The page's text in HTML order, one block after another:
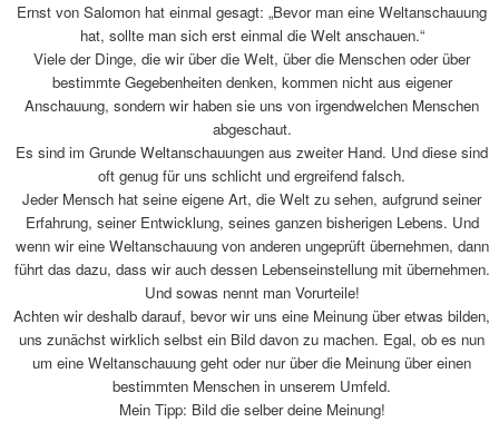
Ernst von Salomon hat einmal gesagt: „Bevor man eine Weltanschauung
hat, sollte man sich erst einmal die Welt anschauen.“
Viele der Dinge, die wir über die Welt, über die Menschen oder über
bestimmte Gegebenheiten denken, kommen nicht aus eigener
Anschauung, sondern wir haben sie uns von irgendwelchen Menschen
abgeschaut.
Es sind im Grunde Weltanschauungen aus zweiter Hand. Und diese sind
oft genug für uns schlicht und ergreifend falsch.
Jeder Mensch hat seine eigene Art, die Welt zu sehen, aufgrund seiner
Erfahrung, seiner Entwicklung, seines ganzen bisherigen Lebens. Und
wenn wir eine Weltanschauung von anderen ungeprüft übernehmen, dann
führt das dazu, dass wir auch dessen Lebenseinstellung mit übernehmen.
Und sowas nennt man Vorurteile!
Achten wir deshalb darauf, bevor wir uns eine Meinung über etwas bilden,
uns zunächst wirklich selbst ein Bild davon zu machen. Egal, ob es nun
um eine Weltanschauung geht oder nur über die Meinung über einen
bestimmten Menschen in unserem Umfeld.
Mein Tipp: Bild die selber deine Meinung!